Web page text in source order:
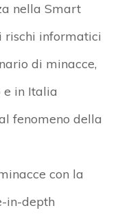
nella Smart
rischi informatici
di minacce,
e in Italia
fenomeno della
con la
in-depth